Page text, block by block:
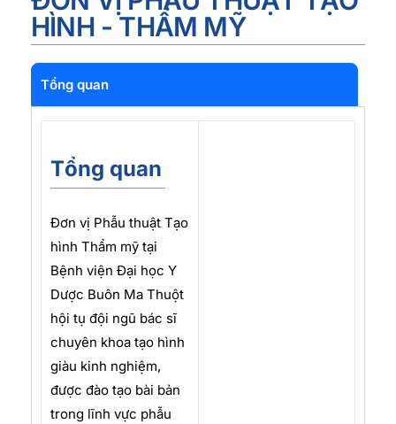
HÌNH - THẨM MỸ
Tổng quan
Tổng quan
Đơn vị Phẫu thuật Tạo
hình Thẩm mỹ tại
Bệnh viện Đại học Y
Dược Buôn Ma Thuột
hội tụ đội ngũ bác sĩ
chuyên khoa tạo hình
giàu kinh nghiệm,
được đào tạo bài bản
trong lĩnh vực phẫu